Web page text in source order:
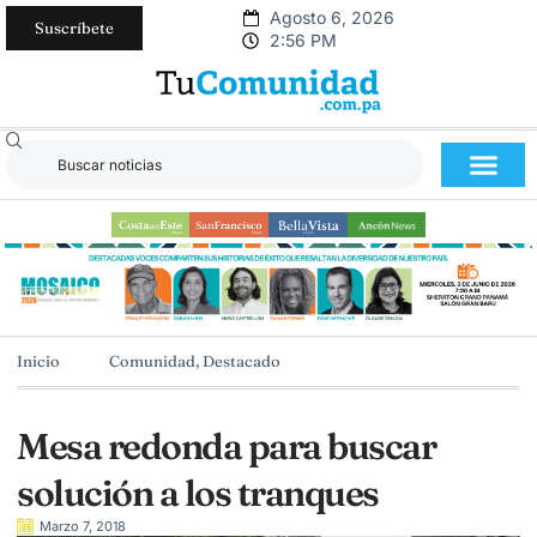
Suscríbete
Agosto 6, 2026
2:56 PM
Inicio Comunidad, Destacado
Mesa redonda para buscar
solución a los tranques
Marzo 7, 2018